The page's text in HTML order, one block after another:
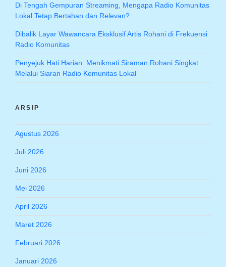
Di Tengah Gempuran Streaming, Mengapa Radio Komunitas
Lokal Tetap Bertahan dan Relevan?
Dibalik Layar Wawancara Eksklusif Artis Rohani di Frekuensi
Radio Komunitas
Penyejuk Hati Harian: Menikmati Siraman Rohani Singkat
Melalui Siaran Radio Komunitas Lokal
ARSIP
Agustus 2026
Juli 2026
Juni 2026
Mei 2026
April 2026
Maret 2026
Februari 2026
Januari 2026